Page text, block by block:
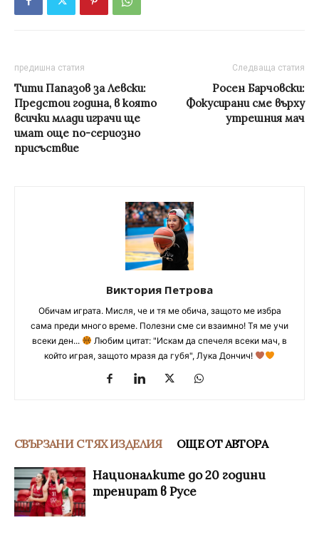
предишна статия
Тити Папазов за Левски:
Предстои година, в която
всички млади играчи ще
имат още по-сериозно
присъствие
Следваща статия
Росен Барчовски:
Фокусирани сме върху
утрешния мач
Виктория Петрова
Обичам играта. Мисля, че и тя ме обича, защото ме избра
сама преди много време. Полезни сме си взаимно! Тя ме учи
всеки ден...
Любим цитат: "Искам да спечеля всеки мач, в
който играя, защото мразя да губя", Лука Дончич!
СВЪРЗАНИ С ТЯХ ИЗДЕЛИЯ ОЩЕ ОТ АВТОРА
Националките до 20 години
тренират в Русе